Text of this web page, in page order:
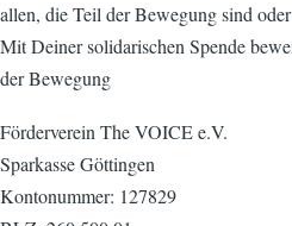
allen, die Teil der Bewegung sind
Mit Deiner solidarischen Spende
der Bewegung
Förderverein The VOICE e.V.
Sparkasse Göttingen
Kontonummer: 127829